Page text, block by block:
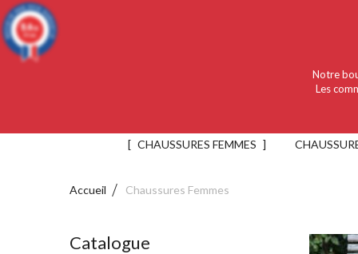
CHAUSSURES FEMMES
Notre
Les
Accueil Chaussures Femmes
Catalogue
9.4/10
919 avis